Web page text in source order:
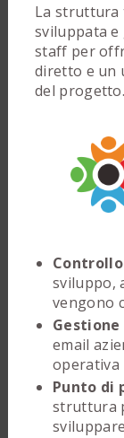
La struttura
sviluppata
staff per
diretto e un
del progetto.
sviluppo,
vengono
email
operativa
Punto di
struttura